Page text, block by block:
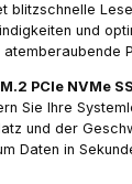
blitzschnelle
und
PCIe NVMe
Sie Ihre
und der
Daten in